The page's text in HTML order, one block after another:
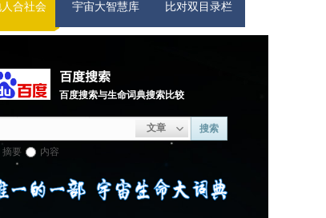
合社会 宇宙大智慧库 比对双目录栏
百度搜索
百度搜索与生命词典搜索比较
文章 搜索
摘要 内容